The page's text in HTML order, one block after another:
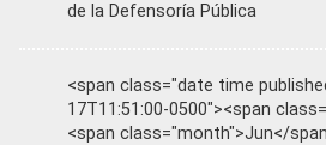
de la Defensoría Pública
<span class="date time
17T11:51:00-0500"><span
<span class="month">Jun</